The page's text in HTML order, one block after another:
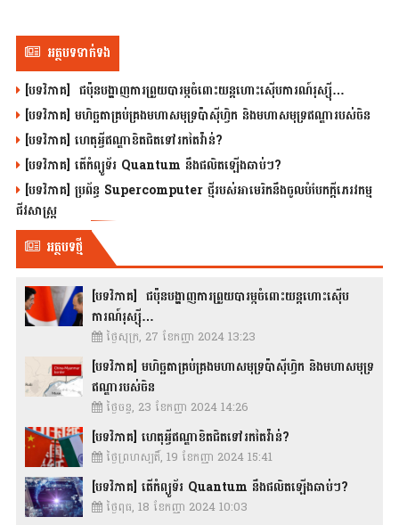
អត្ថបទទាក់ទង
[បទវិភាគ] ជប៉ុនបង្ហាញការព្រួយបារម្ភចំពោះយន្តហោះស៊ើបការណ៍រុស្ស៊ី…
[បទវិភាគ] មហិច្ឆតាគ្រប់គ្រងមហាសមុទ្រប៉ាស៊ីហ្វិក និងមហាសមុទ្រឥណ្ឌារបស់ចិន
[បទវិភាគ] ហេតុអ្វីឥណ្ឌាខិតជិតទៅរកតៃវ៉ាន់?
[បទវិភាគ] តើកំព្យូទ័រ Quantum នឹងផលិតឡើងឆាប់ៗ?
[បទវិភាគ] ប្រព័ន្ធ Supercomputer ថ្មីរបស់អាមេរិកនឹងចូលបំបែកក្តីភេរវកម្ម
ជីវសាស្រ្ត
អត្ថបទថ្មី
[បទវិភាគ] ជប៉ុនបង្ហាញការព្រួយបារម្ភចំពោះយន្តហោះស៊ើប
ការណ៍រុស្ស៊ី…
ថ្ងៃសុក្រ, 27 ខែកញ្ញា 2024 13:23
[បទវិភាគ] មហិច្ឆតាគ្រប់គ្រងមហាសមុទ្រប៉ាស៊ីហ្វិក និងមហាសមុទ្រ
ឥណ្ឌារបស់ចិន
ថ្ងៃចន្ទ, 23 ខែកញ្ញា 2024 14:26
[បទវិភាគ] ហេតុអ្វីឥណ្ឌាខិតជិតទៅរកតៃវ៉ាន់?
ថ្ងៃព្រហស្បតិ៍, 19 ខែកញ្ញា 2024 15:41
[បទវិភាគ] តើកំព្យូទ័រ Quantum នឹងផលិតឡើងឆាប់ៗ?
ថ្ងៃពុធ, 18 ខែកញ្ញា 2024 10:03